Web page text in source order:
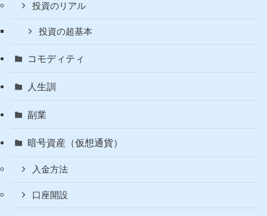
投資のリアル
投資の超基本
コモディティ
人生訓
副業
暗号資産（仮想通貨）
入金方法
口座開設